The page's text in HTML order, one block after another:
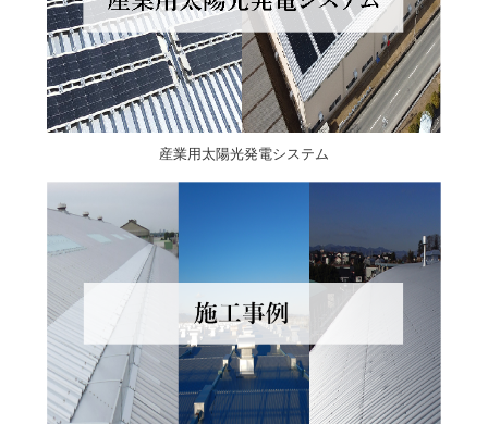
産業用太陽光発電システム